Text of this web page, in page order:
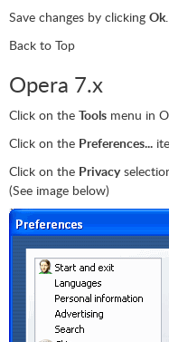
Save changes by clicking Ok.
Back to Top
Opera 7.x
Click on the Tools menu in
Click on the Preferences...
Click on the Privacy
(See image below)